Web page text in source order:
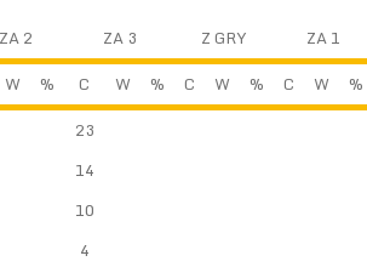
ZA 2 ZA 3 Z GRY ZA 1
W % C W % C W % C W %
23
14
10
4